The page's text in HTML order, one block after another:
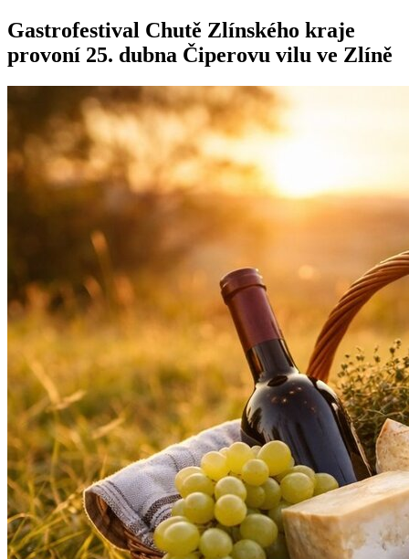
Gastrofestival Chutě Zlínského kraje
provoní 25. dubna Čiperovu vilu ve Zlíně